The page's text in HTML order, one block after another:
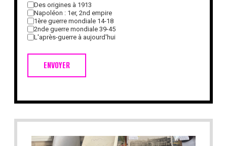
ENVOYER
Des origines à 1913
Napoléon : 1er, 2nd empire
1ère guerre mondiale 14-18
2nde guerre mondiale 39-45
L'après-guerre à aujourd'hui